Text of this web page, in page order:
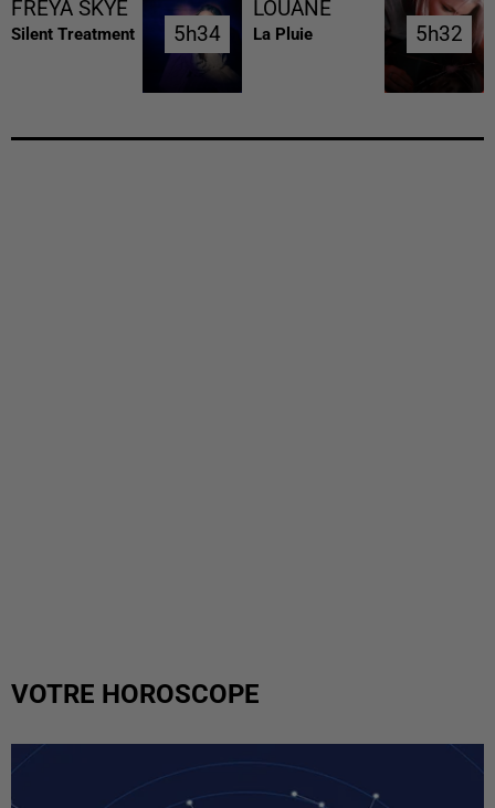
FREYA SKYE
Silent Treatment 5h34
5h34
LOUANE
La Pluie 5h32
5h32
VOTRE HOROSCOPE